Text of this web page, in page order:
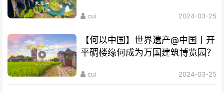
cui 2024-03-25
【何以中国】世界遗产@中国丨开
平碉楼缘何成为万国建筑博览园？
cui 2024-03-25